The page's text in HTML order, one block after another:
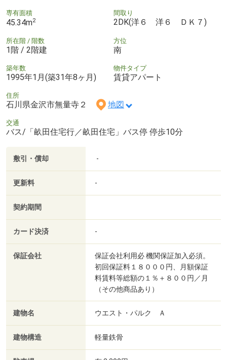
専有面積
45.34m2
間取り
2DK(洋６ 洋６ ＤＫ７)
所在階 / 階数
1階 / 2階建
方位
南
築年数
1995年1月(築31年8ヶ月)
物件タイプ
賃貸アパート
住所
石川県金沢市無量寺２ 地図
交通
バス/「畝田住宅行／畝田住宅」バス停 停歩10分
敷引・償却 -
更新料 -
契約期間
カード決済 -
保証会社
保証会社利用必 機関保証加入必須。
初回保証料１８０００円、月額保証
料賃料等総額の１％＋８００円／月
（その他商品あり）
建物名 ウエスト・パルク Ａ
建物構造 軽量鉄骨